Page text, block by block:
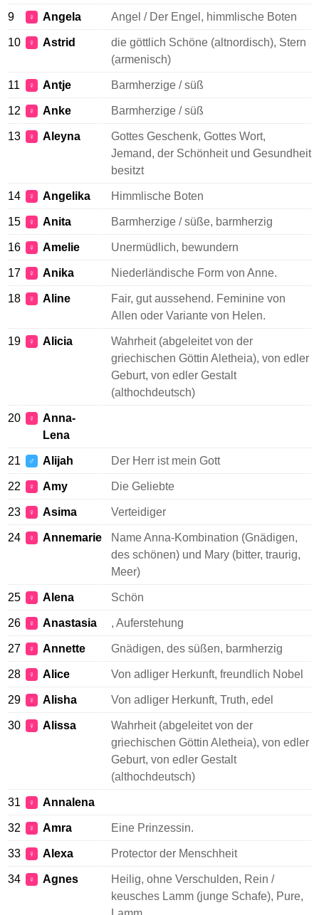
9 ♀ Angela Angel / Der Engel, himmlische Boten
10 ♀ Astrid
die göttlich Schöne (altnordisch), Stern
(armenisch)
11 ♀ Antje Barmherzige / süß
12 ♀ Anke Barmherzige / süß
13 ♀ Aleyna
Gottes Geschenk, Gottes Wort,
Jemand, der Schönheit und Gesundheit
besitzt
14 ♀ Angelika Himmlische Boten
15 ♀ Anita Barmherzige / süße, barmherzig
16 ♀ Amelie Unermüdlich, bewundern
17 ♀ Anika Niederländische Form von Anne.
18 ♀ Aline
Fair, gut aussehend. Feminine von
Allen oder Variante von Helen.
19 ♀ Alicia
Wahrheit (abgeleitet von der
griechischen Göttin Aletheia), von edler
Geburt, von edler Gestalt
(althochdeutsch)
20 ♀
Anna-
Lena
21 ♂ Alijah Der Herr ist mein Gott
22 ♀ Amy Die Geliebte
23 ♀ Asima Verteidiger
24 ♀ Annemarie
Name Anna-Kombination (Gnädigen,
des schönen) und Mary (bitter, traurig,
Meer)
25 ♀ Alena Schön
26 ♀ Anastasia , Auferstehung
27 ♀ Annette Gnädigen, des süßen, barmherzig
28 ♀ Alice Von adliger Herkunft, freundlich Nobel
29 ♀ Alisha Von adliger Herkunft, Truth, edel
30 ♀ Alissa
Wahrheit (abgeleitet von der
griechischen Göttin Aletheia), von edler
Geburt, von edler Gestalt
(althochdeutsch)
31 ♀ Annalena
32 ♀ Amra Eine Prinzessin.
33 ♀ Alexa Protector der Menschheit
34 ♀ Agnes
Heilig, ohne Verschulden, Rein /
keusches Lamm (junge Schafe), Pure,